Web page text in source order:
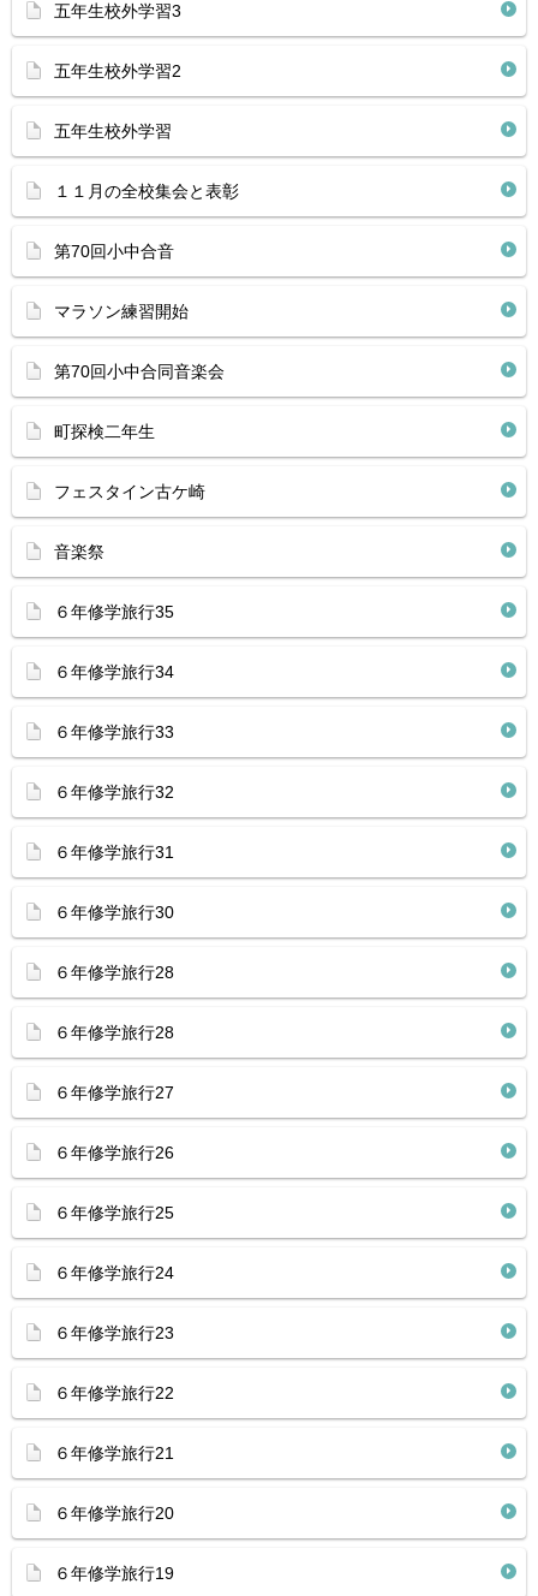
五年生校外学習3
五年生校外学習2
五年生校外学習
１１月の全校集会と表彰
第70回小中合音
マラソン練習開始
第70回小中合同音楽会
町探検二年生
フェスタイン古ケ崎
音楽祭
６年修学旅行35
６年修学旅行34
６年修学旅行33
６年修学旅行32
６年修学旅行31
６年修学旅行30
６年修学旅行28
６年修学旅行28
６年修学旅行27
６年修学旅行26
６年修学旅行25
６年修学旅行24
６年修学旅行23
６年修学旅行22
６年修学旅行21
６年修学旅行20
６年修学旅行19